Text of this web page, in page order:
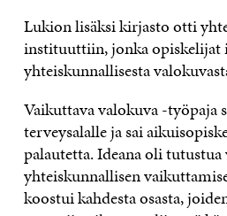
Lukion lisäksi kirjasto otti
instituuttiin, jonka opiskelijat
yhteiskunnallisesta
Vaikuttava valokuva -työpaja
terveysalalle ja sai
palautetta. Ideana oli
yhteiskunnallisen
koostui kahdesta osasta,